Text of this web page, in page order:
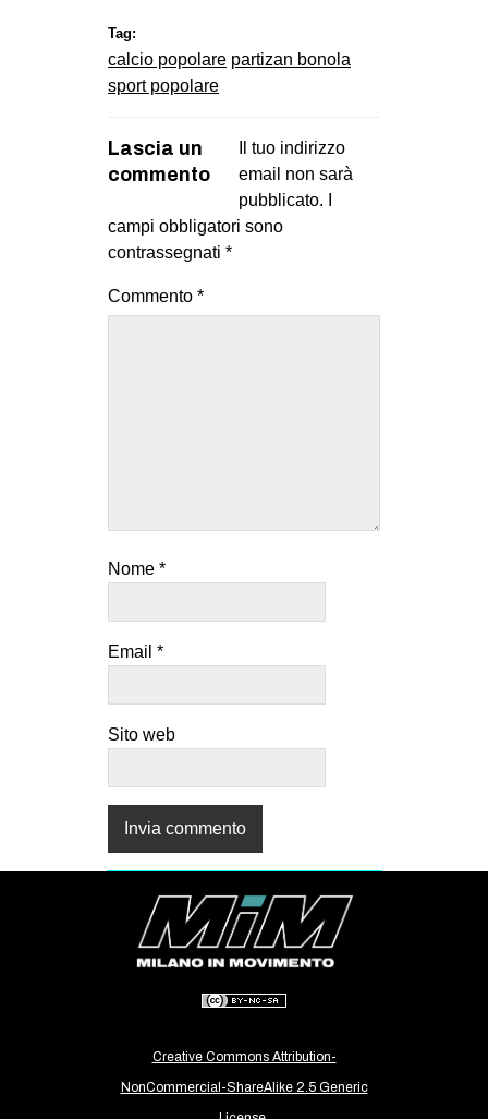
Tag:
calcio popolare partizan bonola
sport popolare
Lascia un
commento
Il tuo indirizzo
email non sarà
pubblicato.
campi obbligatori sono
contrassegnati *
Commento *
Nome *
Email *
Sito web
Creative Commons Attribution-
NonCommercial-ShareAlike 2.5 Generic